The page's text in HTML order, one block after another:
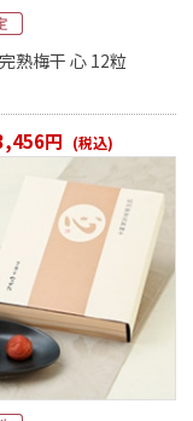
休
ら
熟梅干 心 12粒
円 (税込)